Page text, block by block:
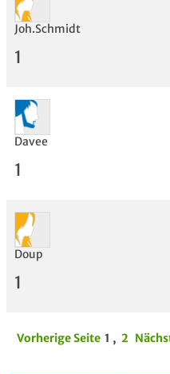
Joh.Schmidt
1
Davee
1
Doup
1
Vorherige Seite 1 , 2